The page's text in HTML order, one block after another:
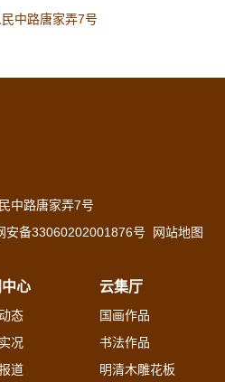
中路唐家弄7号
中路唐家弄7号
安备33060202001876号
网站地图
心
态
况
道
云集厅
国画作品
书法作品
明清木雕花板